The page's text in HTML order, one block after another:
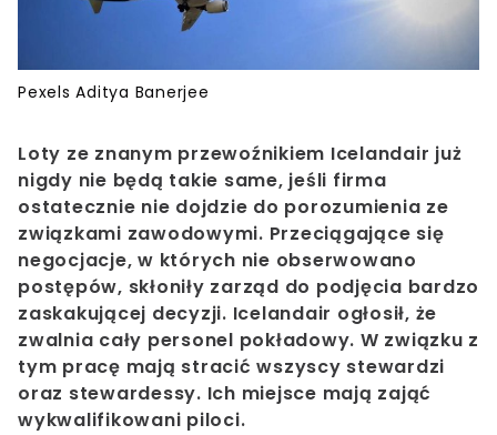
Pexels Aditya Banerjee
Loty ze znanym przewoźnikiem Icelandair już
nigdy nie będą takie same, jeśli firma
ostatecznie nie dojdzie do porozumienia ze
związkami zawodowymi. Przeciągające się
negocjacje, w których nie obserwowano
postępów, skłoniły zarząd do podjęcia bardzo
zaskakującej decyzji. Icelandair ogłosił, że
zwalnia cały personel pokładowy. W związku z
tym pracę mają stracić wszyscy stewardzi
oraz stewardessy. Ich miejsce mają zająć
wykwalifikowani piloci.